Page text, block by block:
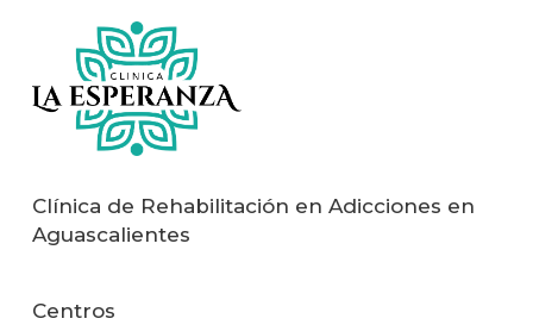
Clínica de Rehabilitación en Adicciones en
Aguascalientes
Centros